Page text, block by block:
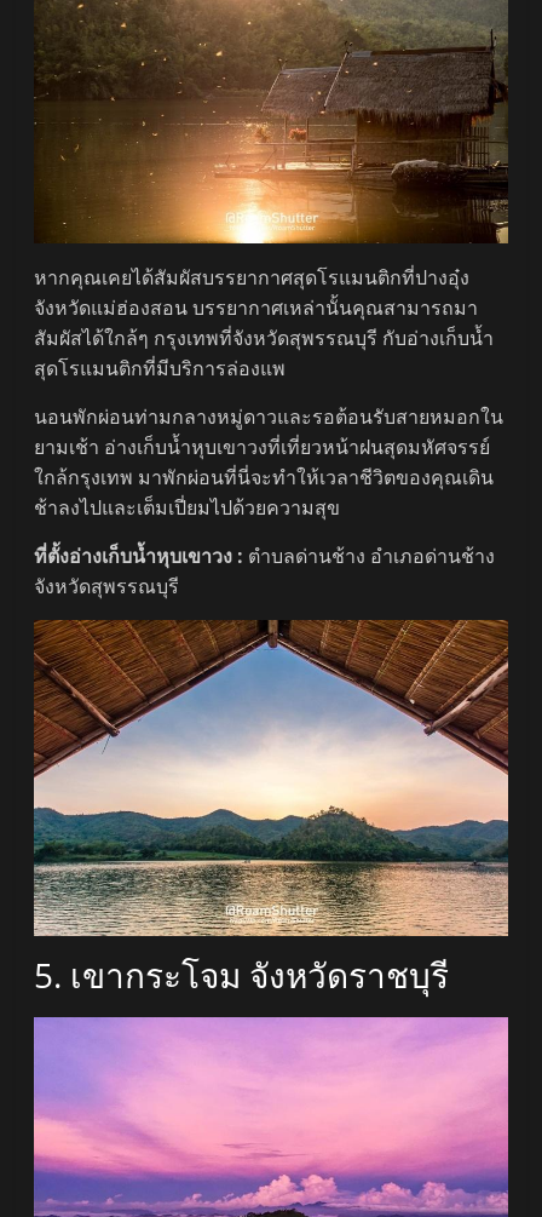
หากคุณเคยได้สัมผัสบรรยากาศสุดโรแมนติกที่ปางอุ๋ง
จังหวัดแม่ฮ่องสอน บรรยากาศเหล่านั้นคุณสามารถมา
สัมผัสได้ใกล้ๆ กรุงเทพที่จังหวัดสุพรรณบุรี กับอ่างเก็บน้ำ
สุดโรแมนติกที่มีบริการล่องแพ
นอนพักผ่อนท่ามกลางหมู่ดาวและรอต้อนรับสายหมอกใน
ยามเช้า อ่างเก็บน้ำหุบเขาวงที่เที่ยวหน้าฝนสุดมหัศจรรย์
ใกล้กรุงเทพ มาพักผ่อนที่นี่จะทำให้เวลาชีวิตของคุณเดิน
ช้าลงไปและเต็มเปี่ยมไปด้วยความสุข
ที่ตั้งอ่างเก็บน้ำหุบเขาวง : ตำบลด่านช้าง อำเภอด่านช้าง
จังหวัดสุพรรณบุรี
5. เขากระโจม จังหวัดราชบุรี